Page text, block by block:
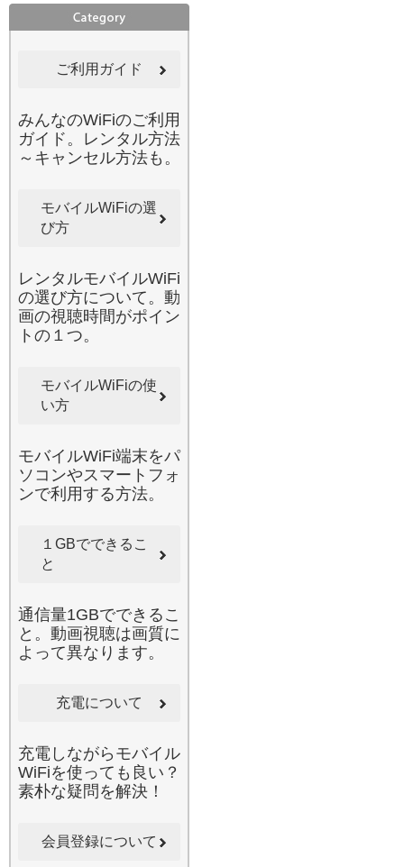
性は避けて通れない課題で
す。みんなのWi-Fiのレンタ
が強固に暗号化されている
クを最小限に抑えられま
す。パスワードなしの公衆
Wi-Fiに潜む危険からデバイ
スを守り、安心してネット
うことができます。万が
一、接続が不安定になった
したカスタマーサポートが
迅速に対応いたします。通
信トラブルの際も一人で悩
む必要はありません。セキ
で「安心」を追求している
からこそ、多くの法人様や
個人のお客様にリピートい
安全なネット環境を、カバ
ンの中に。
2026.6.17
毎月の通信制限にお悩みで
内用Wi-Fiをレンタルするこ
とで、高額なデータローミ
チャージを節約できます。
特に引っ越し直後の固定回
線が開通するまでの期間
や、不意の入院で病院内の
時、一時的なリモートワー
ビスです。お申し込みはオ
ンラインで完結し、お届け
もスピーディー。返却も同
函するだけと、驚くほど手
軽です。みんなのWi-Fiで
ご利用ガイド
みんなのWiFiのご利用
ガイド。レンタル方法
～キャンセル方法も。
モバイルWiFiの選
び方
レンタルモバイルWiFi
の選び方について。動
画の視聴時間がポイン
トの１つ。
モバイルWiFiの使
い方
モバイルWiFi端末をパ
ソコンやスマートフォ
ンで利用する方法。
１GBでできるこ
と
通信量1GBでできるこ
と。動画視聴は画質に
よって異なります。
充電について
充電しながらモバイル
WiFiを使っても良い？
素朴な疑問を解決！
会員登録について